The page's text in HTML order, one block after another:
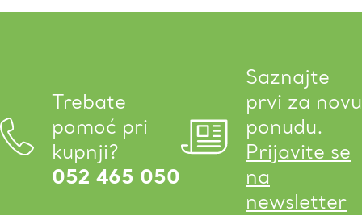
Trebate
pomoć pri
kupnji?
052 465 050
Saznajte
prvi za novu
ponudu.
Prijavite se
na
newsletter